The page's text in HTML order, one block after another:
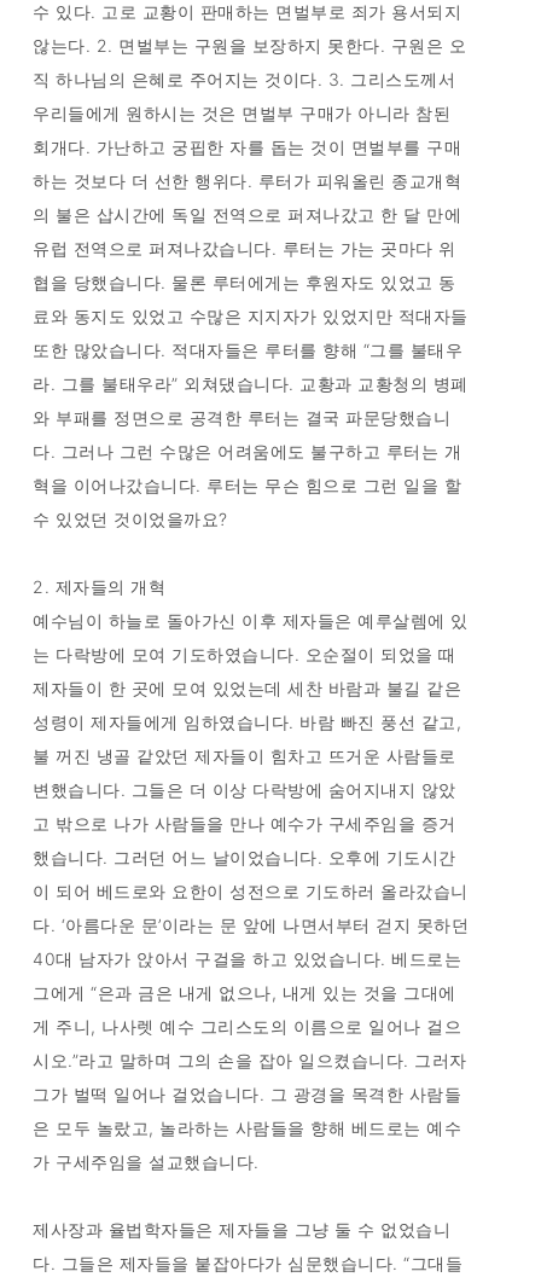
수 있다. 고로 교황이 판매하는 면벌부로 죄가 용서되지
않는다. 2. 면벌부는 구원을 보장하지 못한다. 구원은 오
직 하나님의 은혜로 주어지는 것이다. 3. 그리스도께서
우리들에게 원하시는 것은 면벌부 구매가 아니라 참된
회개다. 가난하고 궁핍한 자를 돕는 것이 면벌부를 구매
하는 것보다 더 선한 행위다. 루터가 피워올린 종교개혁
의 불은 삽시간에 독일 전역으로 퍼져나갔고 한 달 만에
유럽 전역으로 퍼져나갔습니다. 루터는 가는 곳마다 위
협을 당했습니다. 물론 루터에게는 후원자도 있었고 동
료와 동지도 있었고 수많은 지지자가 있었지만 적대자들
또한 많았습니다. 적대자들은 루터를 향해 “그를 불태우
라. 그를 불태우라” 외쳐댔습니다. 교황과 교황청의 병폐
와 부패를 정면으로 공격한 루터는 결국 파문당했습니
다. 그러나 그런 수많은 어려움에도 불구하고 루터는 개
혁을 이어나갔습니다. 루터는 무슨 힘으로 그런 일을 할
수 있었던 것이었을까요?
2. 제자들의 개혁
예수님이 하늘로 돌아가신 이후 제자들은 예루살렘에 있
는 다락방에 모여 기도하였습니다. 오순절이 되었을 때
제자들이 한 곳에 모여 있었는데 세찬 바람과 불길 같은
성령이 제자들에게 임하였습니다. 바람 빠진 풍선 같고,
불 꺼진 냉골 같았던 제자들이 힘차고 뜨거운 사람들로
변했습니다. 그들은 더 이상 다락방에 숨어지내지 않았
고 밖으로 나가 사람들을 만나 예수가 구세주임을 증거
했습니다. 그러던 어느 날이었습니다. 오후에 기도시간
이 되어 베드로와 요한이 성전으로 기도하러 올라갔습니
다. ‘아름다운 문’이라는 문 앞에 나면서부터 걷지 못하던
40대 남자가 앉아서 구걸을 하고 있었습니다. 베드로는
그에게 “은과 금은 내게 없으나, 내게 있는 것을 그대에
게 주니, 나사렛 예수 그리스도의 이름으로 일어나 걸으
시오.”라고 말하며 그의 손을 잡아 일으켰습니다. 그러자
그가 벌떡 일어나 걸었습니다. 그 광경을 목격한 사람들
은 모두 놀랐고, 놀라하는 사람들을 향해 베드로는 예수
가 구세주임을 설교했습니다.
제사장과 율법학자들은 제자들을 그냥 둘 수 없었습니
다. 그들은 제자들을 붙잡아다가 심문했습니다. “그대들